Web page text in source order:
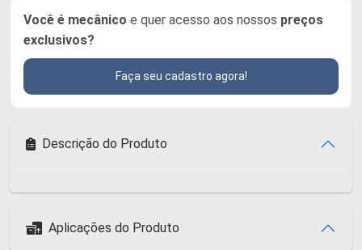
Você é mecânico e quer acesso aos nossos preços
exclusivos?
Faça seu cadastro agora!
Descrição do Produto
Aplicações do Produto